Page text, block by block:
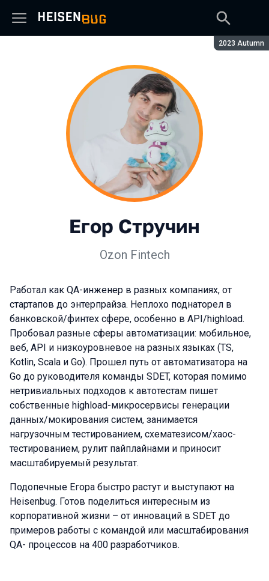
Сезон:
2023 Autumn
Егор Стручин
Ozon Fintech
Работал как QA-инженер в разных компаниях, от
стартапов до энтерпрайза. Неплохо поднаторел в
банковской/финтех сфере, особенно в API/highload.
Пробовал разные сферы автоматизации: мобильное,
веб, API и низкоуровневое на разных языках (TS,
Kotlin, Scala и Go). Прошел путь от автоматизатора на
Go до руководителя команды SDET, которая помимо
нетривиальных подходов к автотестам пишет
собственные highload-микросервисы генерации
данных/мокирования систем, занимается
нагрузочным тестированием, схематезисом/хаос-
тестированием, рулит пайплайнами и приносит
масштабируемый результат.
Подопечные Егора быстро растут и выступают на
Heisenbug. Готов поделиться интересным из
корпоративной жизни – от инноваций в SDET до
примеров работы с командой или масштабирования
QA- процессов на 400 разработчиков.